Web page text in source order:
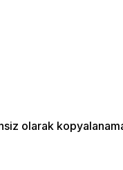
olarak